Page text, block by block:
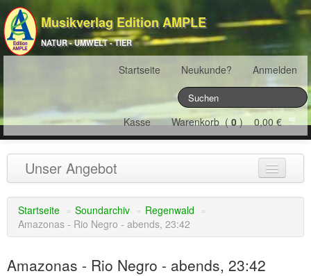
Musikverlag Edition AMPLE
NATUR - UMWELT - TIER
Startseite Neukunde? Anmelden
Kasse Warenkorb (0) 0,00 €
Unser Angebot
NATURJAHR(12)
ÖSTERREICH(22)
Startseite » Soundarchiv » Regenwald »
Amazonas - Rio Negro - abends, 23:42
Amazonas - Rio Negro - abends, 23:42